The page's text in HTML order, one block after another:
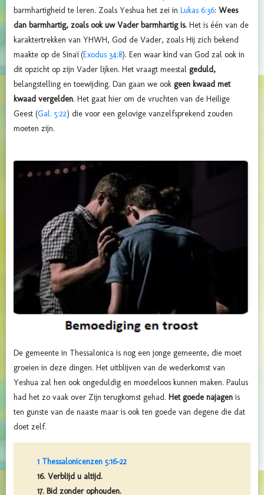
barmhartigheid te leren. Zoals Yeshua het zei in Lukas 6:36: Wees
dan barmhartig, zoals ook uw Vader barmhartig is. Het is één van de
karaktertrekken van YHWH, God de Vader, zoals Hij zich bekend
maakte op de Sinaï (Exodus 34:8). Een waar kind van God zal ook in
dit opzicht op zijn Vader lijken. Het vraagt meestal geduld,
belangstelling en toewijding. Dan gaan we ook geen kwaad met
kwaad vergelden. Het gaat hier om de vruchten van de Heilige
Geest (Gal. 5:22) die voor een gelovige vanzelfsprekend zouden
moeten zijn.
De gemeente in Thessalonica is nog een jonge gemeente, die moet
groeien in deze dingen. Het uitblijven van de wederkomst van
Yeshua zal hen ook ongeduldig en moedeloos kunnen maken. Paulus
had het zo vaak over Zijn terugkomst gehad. Het goede najagen is
ten gunste van de naaste maar is ook ten goede van degene die dat
doet zelf.
1 Thessalonicenzen 5:16-22
16. Verblijd u altijd.
17. Bid zonder ophouden.